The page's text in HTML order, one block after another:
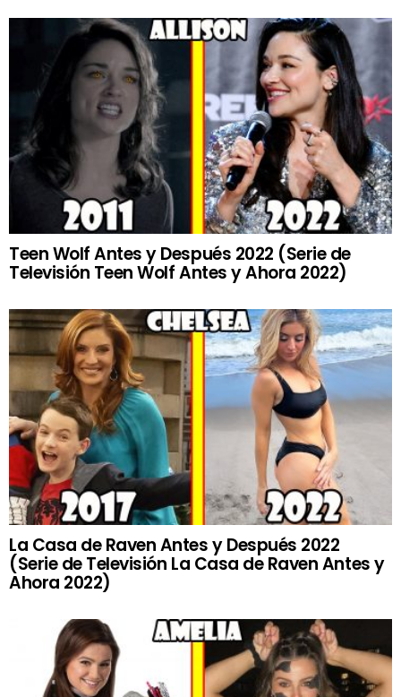
Teen Wolf Antes y Después 2022 (Serie de
Televisión Teen Wolf Antes y Ahora 2022)
La Casa de Raven Antes y Después 2022
(Serie de Televisión La Casa de Raven Antes y
Ahora 2022)